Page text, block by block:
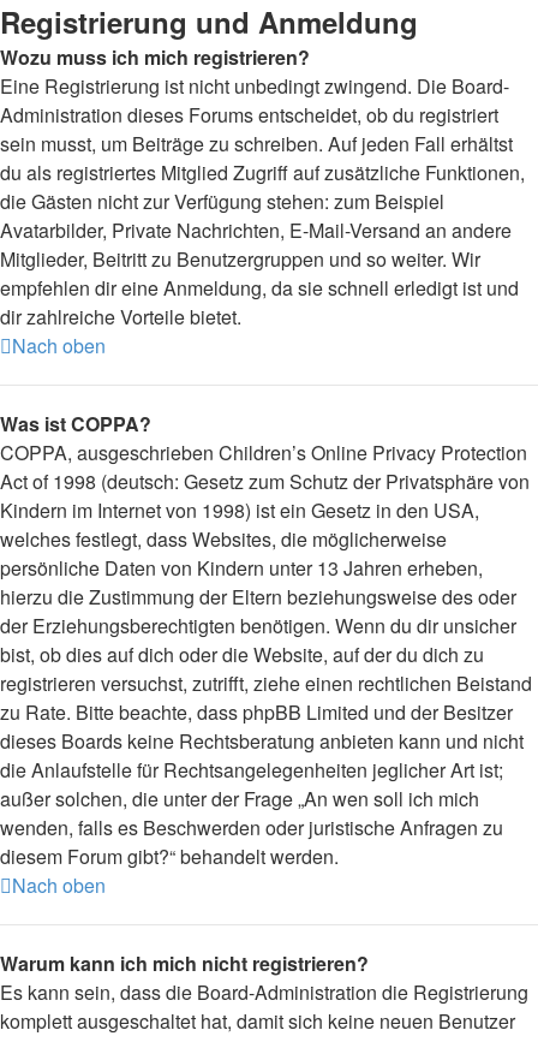
Registrierung und Anmeldung
Wozu muss ich mich registrieren?
Eine Registrierung ist nicht unbedingt zwingend. Die Board-
Administration dieses Forums entscheidet, ob du registriert
sein musst, um Beiträge zu schreiben. Auf jeden Fall erhältst
du als registriertes Mitglied Zugriff auf zusätzliche Funktionen,
die Gästen nicht zur Verfügung stehen: zum Beispiel
Avatarbilder, Private Nachrichten, E-Mail-Versand an andere
Mitglieder, Beitritt zu Benutzergruppen und so weiter. Wir
empfehlen dir eine Anmeldung, da sie schnell erledigt ist und
dir zahlreiche Vorteile bietet.
Nach oben
Was ist COPPA?
COPPA, ausgeschrieben Children’s Online Privacy Protection
Act of 1998 (deutsch: Gesetz zum Schutz der Privatsphäre von
Kindern im Internet von 1998) ist ein Gesetz in den USA,
welches festlegt, dass Websites, die möglicherweise
persönliche Daten von Kindern unter 13 Jahren erheben,
hierzu die Zustimmung der Eltern beziehungsweise des oder
der Erziehungsberechtigten benötigen. Wenn du dir unsicher
bist, ob dies auf dich oder die Website, auf der du dich zu
registrieren versuchst, zutrifft, ziehe einen rechtlichen Beistand
zu Rate. Bitte beachte, dass phpBB Limited und der Besitzer
dieses Boards keine Rechtsberatung anbieten kann und nicht
die Anlaufstelle für Rechtsangelegenheiten jeglicher Art ist;
außer solchen, die unter der Frage „An wen soll ich mich
wenden, falls es Beschwerden oder juristische Anfragen zu
diesem Forum gibt?“ behandelt werden.
Nach oben
Warum kann ich mich nicht registrieren?
Es kann sein, dass die Board-Administration die Registrierung
komplett ausgeschaltet hat, damit sich keine neuen Benutzer